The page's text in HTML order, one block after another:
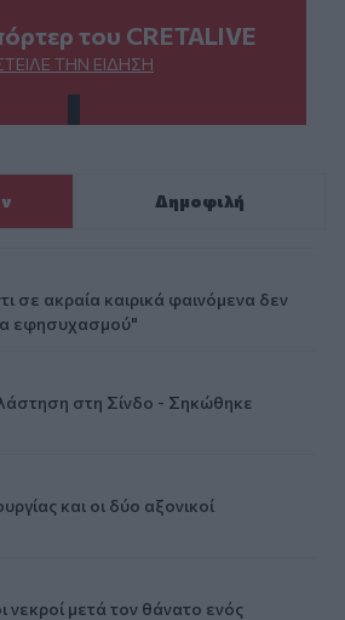
του CRETALIVE
ΤΗΝ ΕΊΔΗΣΗ
Δημοφιλή
σε ακραία καιρικά φαινόμενα δεν
εφησυχασμού"
στη Σίνδο - Σηκώθηκε
και οι δύο αξονικοί
νεκροί μετά τον θάνατο ενός